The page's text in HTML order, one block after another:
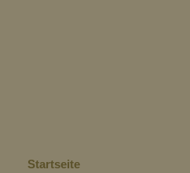
Startseite